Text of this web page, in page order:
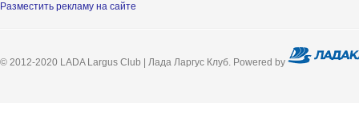
Разместить рекламу на сайте
© 2012-2020 LADA Largus Club | Лада Ларгус Клуб. Powered by